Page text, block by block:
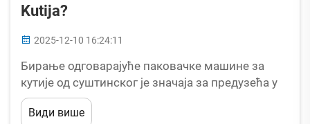
Kutija?
2025-12-10 16:24:11
Бирање одговарајуће паковачке машине за
кутије од суштинског је значаја за предузећа у
индустрији паковања, јер директно утиче на
ефикасност, трошкове и квалитет производа. С
Види више